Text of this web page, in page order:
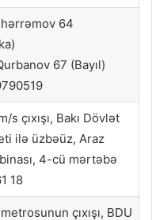
64
67 (Bayıl)
s çıxışı, Bakı Dövlət
ilə üzbəüz, Araz
4-cü mərtəbə
18
çıxışı, BDU